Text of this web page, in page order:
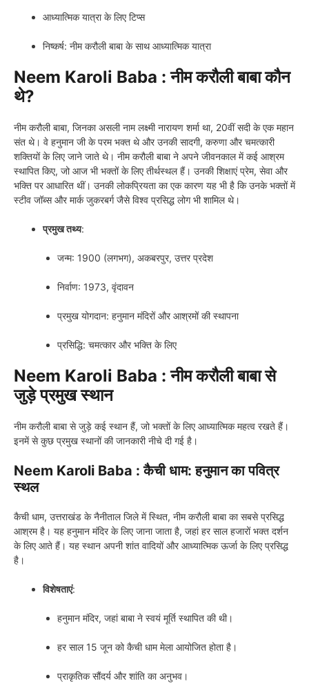
आध्यात्मिक यात्रा के लिए टिप्स
निष्कर्ष: नीम करौली बाबा के साथ आध्यात्मिक यात्रा
Neem Karoli Baba : नीम करौली बाबा कौन
थे?
नीम करौली बाबा, जिनका असली नाम लक्ष्मी नारायण शर्मा था, 20वीं सदी के एक महान
संत थे। वे हनुमान जी के परम भक्त थे और उनकी सादगी, करुणा और चमत्कारी
शक्तियों के लिए जाने जाते थे। नीम करौली बाबा ने अपने जीवनकाल में कई आश्रम
स्थापित किए, जो आज भी भक्तों के लिए तीर्थस्थल हैं। उनकी शिक्षाएं प्रेम, सेवा और
भक्ति पर आधारित थीं। उनकी लोकप्रियता का एक कारण यह भी है कि उनके भक्तों में
स्टीव जॉब्स और मार्क जुकरबर्ग जैसे विश्व प्रसिद्ध लोग भी शामिल थे।
प्रमुख तथ्य:
जन्म: 1900 (लगभग), अकबरपुर, उत्तर प्रदेश
निर्वाण: 1973, वृंदावन
प्रमुख योगदान: हनुमान मंदिरों और आश्रमों की स्थापना
प्रसिद्धि: चमत्कार और भक्ति के लिए
Neem Karoli Baba : नीम करौली बाबा से
जुड़े प्रमुख स्थान
नीम करौली बाबा से जुड़े कई स्थान हैं, जो भक्तों के लिए आध्यात्मिक महत्व रखते हैं।
इनमें से कुछ प्रमुख स्थानों की जानकारी नीचे दी गई है।
Neem Karoli Baba : कैची धाम: हनुमान का पवित्र
स्थल
कैची धाम, उत्तराखंड के नैनीताल जिले में स्थित, नीम करौली बाबा का सबसे प्रसिद्ध
आश्रम है। यह हनुमान मंदिर के लिए जाना जाता है, जहां हर साल हजारों भक्त दर्शन
के लिए आते हैं। यह स्थान अपनी शांत वादियों और आध्यात्मिक ऊर्जा के लिए प्रसिद्ध
है।
विशेषताएं:
हनुमान मंदिर, जहां बाबा ने स्वयं मूर्ति स्थापित की थी।
हर साल 15 जून को कैची धाम मेला आयोजित होता है।
प्राकृतिक सौंदर्य और शांति का अनुभव।